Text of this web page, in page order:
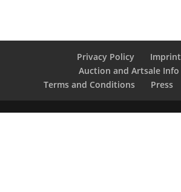
Privacy Policy
Imprint
Auction and Artsale Info
Terms and Conditions
Press